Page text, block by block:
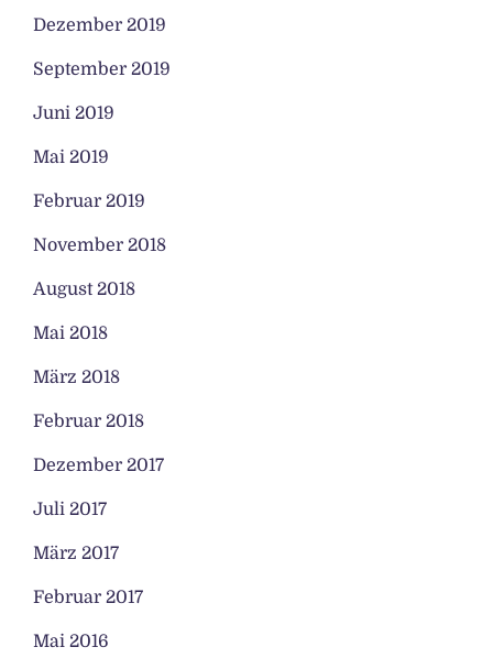
Dezember 2019
September 2019
Juni 2019
Mai 2019
Februar 2019
November 2018
August 2018
Mai 2018
März 2018
Februar 2018
Dezember 2017
Juli 2017
März 2017
Februar 2017
Mai 2016